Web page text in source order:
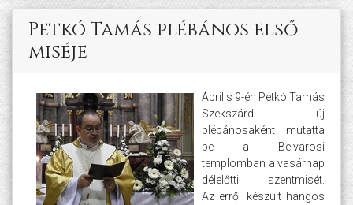
Petkó Tamás plébános első
miséje
Április 9-én Petkó Tamás
Szekszárd új
plébánosaként mutatta
be a Belvárosi
templomban a vasárnap
délelőtti szentmisét.
Az erről készült hangos